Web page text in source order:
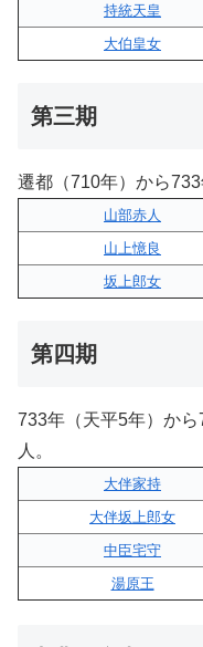
持統天皇
大伯皇女
第三期
遷都（710年）から
山部赤人
山上憶良
坂上郎女
第四期
733年（天平5年）か
人。
大伴家持
大伴坂上郎女
中臣宅守
湯原王